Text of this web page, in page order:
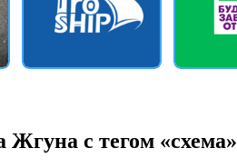
Жгуна с тегом «схема»